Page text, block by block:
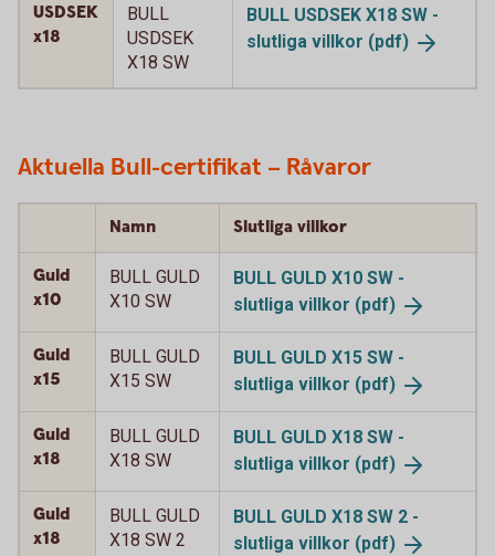
USDSEK
x18
BULL
USDSEK
X18 SW
BULL USDSEK X18 SW -
slutliga villkor (pdf)
Aktuella Bull-certifikat – Råvaror
Namn Slutliga villkor
Guld
x10
BULL GULD
X10 SW
BULL GULD X10 SW -
slutliga villkor (pdf)
Guld
x15
BULL GULD
X15 SW
BULL GULD X15 SW -
slutliga villkor (pdf)
Guld
x18
BULL GULD
X18 SW
BULL GULD X18 SW -
slutliga villkor (pdf)
Guld
x18
BULL GULD
X18 SW 2
BULL GULD X18 SW 2 -
slutliga villkor (pdf)